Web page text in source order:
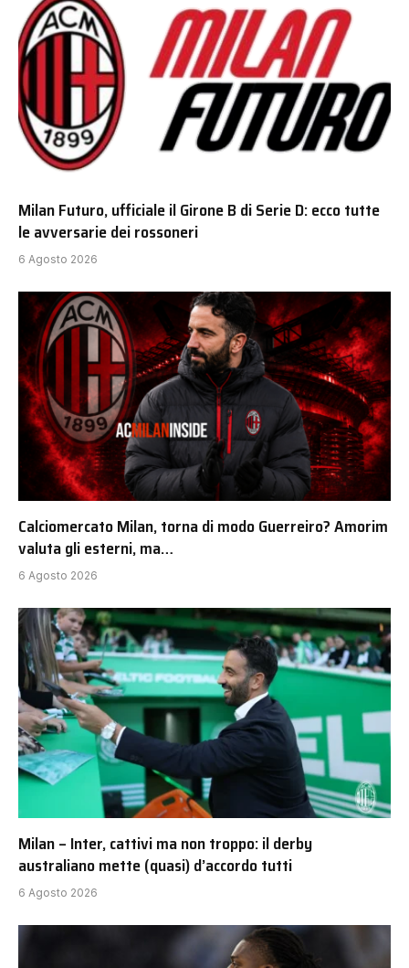
Milan Futuro, ufficiale il Girone B di Serie D: ecco tutte
le avversarie dei rossoneri
6 Agosto 2026
Calciomercato Milan, torna di modo Guerreiro? Amorim
valuta gli esterni, ma…
6 Agosto 2026
Milan – Inter, cattivi ma non troppo: il derby
australiano mette (quasi) d’accordo tutti
6 Agosto 2026